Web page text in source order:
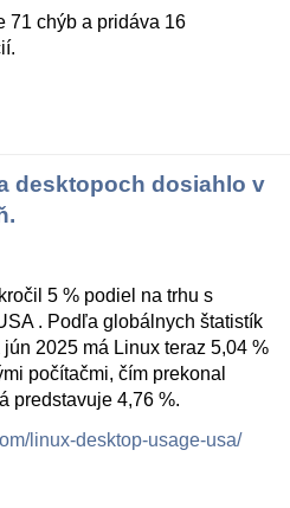
71 chýb a pridáva 16
desktopoch dosiahlo v
5 % podiel na trhu s
. Podľa globálnych štatistík
2025 má Linux teraz 5,04 %
počítačmi, čím prekonal
predstavuje 4,76 %.
linux-desktop-usage-usa/